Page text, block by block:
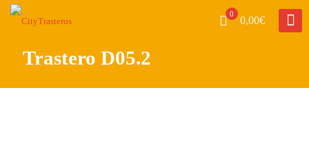
0
0,00€
Trastero D05.2